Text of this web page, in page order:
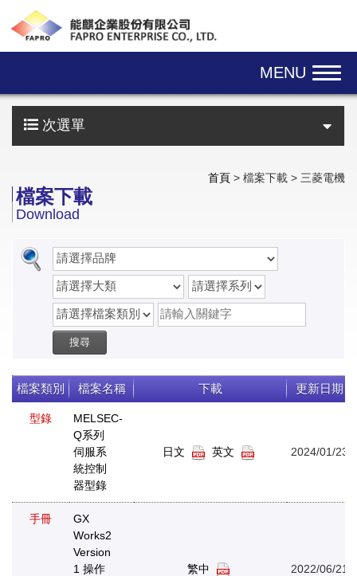
MENU
次選單
首頁 > 檔案下載 > 三菱電機
檔案下載
Download
搜尋
檔案類別 檔案名稱 下載 更新日期
型錄
MELSEC-
Q系列
伺服系
統控制
器型錄
日文 英文 2024/01/23
手冊
GX
Works2
Version
1 操作
繁中 2022/06/21